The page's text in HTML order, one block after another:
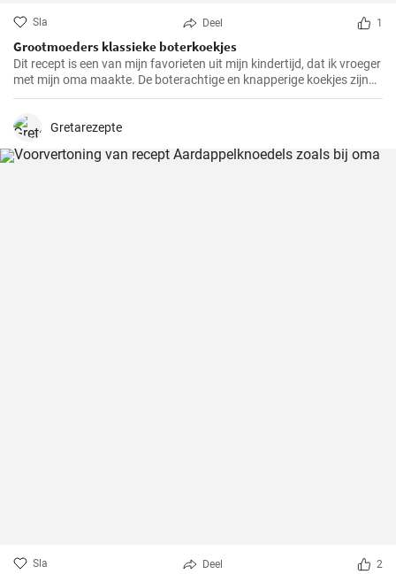
Sla Deel 1
Grootmoeders klassieke boterkoekjes
Dit recept is een van mijn favorieten uit mijn kindertijd, dat ik vroeger
met mijn oma maakte. De boterachtige en knapperige koekjes zijn
niet alleen makkelijk te maken, maar brengen ook diepe
hebben het recept door de jaren heen zorgvuldig verfijnd en hopen
Gretarezepte
Sla Deel 2